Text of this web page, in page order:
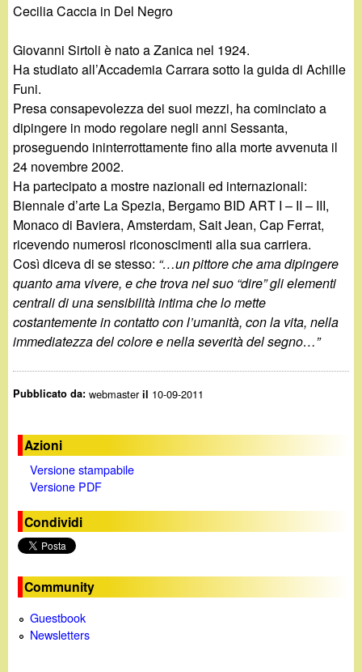
n
o
.
i
t
Cecilia Caccia in Del Negro
Giovanni Sirtoli è nato a Zanica nel 1924.
Ha studiato all’Accademia Carrara sotto la guida di Achille
Funi.
Presa consapevolezza dei suoi mezzi, ha cominciato a
dipingere in modo regolare negli anni Sessanta,
proseguendo ininterrottamente fino alla morte avvenuta il
24 novembre 2002.
Ha partecipato a mostre nazionali ed internazionali:
Biennale d’arte La Spezia, Bergamo BID ART I – II – III,
Monaco di Baviera, Amsterdam, Sait Jean, Cap Ferrat,
ricevendo numerosi riconoscimenti alla sua carriera.
Così diceva di se stesso: “…un pittore che ama dipingere
quanto ama vivere, e che trova nel suo “dire” gli elementi
centrali di una sensibilità intima che lo mette
costantemente in contatto con l’umanità, con la vita, nella
immediatezza del colore e nella severità del segno…”
Pubblicato da:webmasteril 10-09-2011
Azioni
Versione stampabile
Versione PDF
Condividi
Community
Guestbook
Newsletters